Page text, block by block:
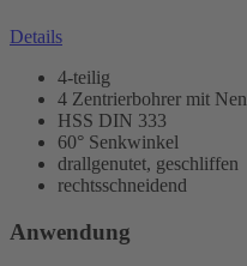
Details
4-teilig
4 Zentrierbohrer mit
HSS DIN 333
60° Senkwinkel
drallgenutet, geschliffen
rechtsschneidend
Anwendung